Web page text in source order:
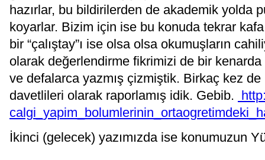
hazırlar, bu bildirilerden de akademik yolda
koyarlar. Bizim için ise bu konuda tekrar
bir “çalıştay”ı ise olsa olsa okumuşların
olarak değerlendirme fikrimizi de bir
ve defalarca yazmış çizmiştik. Birkaç kez
davetlileri olarak raporlamış idik. Gebib.
İkinci (gelecek) yazımızda ise konumuzun